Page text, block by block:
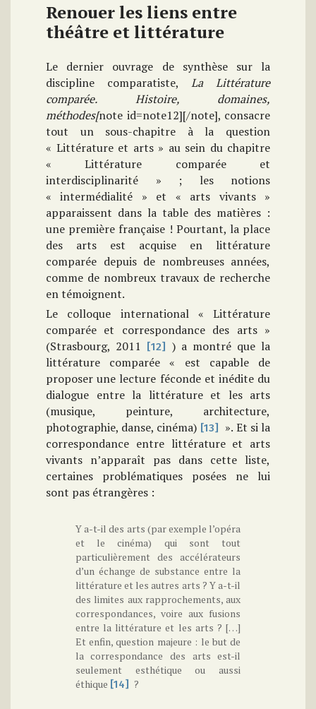
Renouer les liens entre
théâtre et littérature
Le dernier ouvrage de synthèse sur la
discipline comparatiste, La Littérature
comparée. Histoire, domaines,
méthodes[note id=note12][/note], consacre
tout un sous-chapitre à la question
« Littérature et arts » au sein du chapitre
« Littérature comparée et
interdisciplinarité » ; les notions
« intermédialité » et « arts vivants »
apparaissent dans la table des matières :
une première française ! Pourtant, la place
des arts est acquise en littérature
comparée depuis de nombreuses années,
comme de nombreux travaux de recherche
en témoignent.
Le colloque international « Littérature
comparée et correspondance des arts »
(Strasbourg, 2011
[12]
) a montré que la
littérature comparée « est capable de
proposer une lecture féconde et inédite du
dialogue entre la littérature et les arts
(musique, peinture, architecture,
photographie, danse, cinéma) [13]
». Et si la
correspondance entre littérature et arts
vivants n’apparaît pas dans cette liste,
certaines problématiques posées ne lui
sont pas étrangères :
Y a-t-il des arts (par exemple l’opéra
et le cinéma) qui sont tout
particulièrement des accélérateurs
d’un échange de substance entre la
littérature et les autres arts ? Y a-t-il
des limites aux rapprochements, aux
correspondances, voire aux fusions
entre la littérature et les arts ? […]
Et enfin, question majeure : le but de
la correspondance des arts est-il
seulement esthétique ou aussi
éthique [14] ?